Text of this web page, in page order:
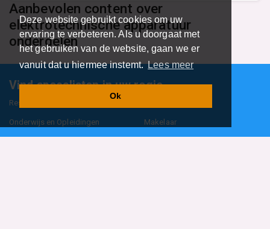
Deze website gebruikt cookies om uw
ervaring te verbeteren. Als u doorgaat met
het gebruiken van de website, gaan we er
vanuit dat u hiermee instemt.Lees meer
Ok
Aanbevolen content over
elektrotechnische apparatuur
onderdelen
Vind specalisten in uw regio
Restaurant
Onderwijs en Opleidingen Makelaar